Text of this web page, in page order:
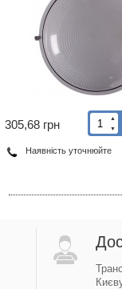
305,68 грн
▲
▼
Наявність уточнюйте